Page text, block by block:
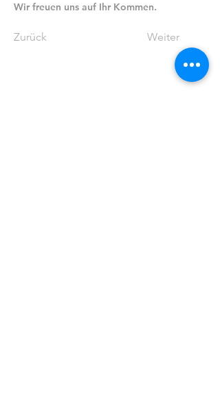
Wir freuen uns auf Ihr Kommen.
Zurück Weiter